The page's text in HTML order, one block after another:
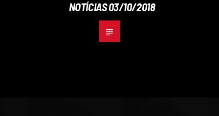
NOTÍCIAS 03/10/2018